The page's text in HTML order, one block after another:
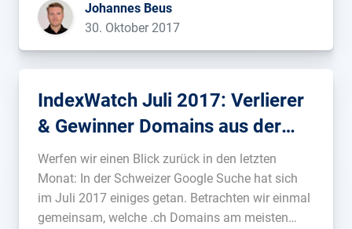
USA, 87% in Frankreich, 88% in Italien, 83% in
Deutschland und 85% […]...
Johannes Beus
30. Oktober 2017
IndexWatch Juli 2017: Verlierer
& Gewinner Domains aus der
Schweiz
Werfen wir einen Blick zurück in den letzten
Monat: In der Schweizer Google Suche hat sich
im Juli 2017 einiges getan. Betrachten wir einmal
gemeinsam, welche .ch Domains am meisten